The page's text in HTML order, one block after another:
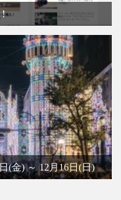
(金) ～ 12月16日(日)